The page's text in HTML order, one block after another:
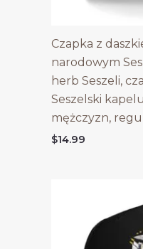
Czapka z
narodowym
herb Seszeli,
Seszelski
mężczyzn,
$14.99